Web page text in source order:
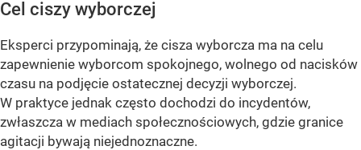
Cel ciszy wyborczej
Eksperci przypominają, że cisza wyborcza ma na celu
zapewnienie wyborcom spokojnego, wolnego od nacisków
czasu na podjęcie ostatecznej decyzji wyborczej.
W praktyce jednak często dochodzi do incydentów,
zwłaszcza w mediach społecznościowych, gdzie granice
agitacji bywają niejednoznaczne.